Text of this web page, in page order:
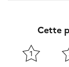
Cette
1